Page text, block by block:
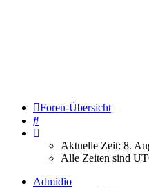
Foren-Übersicht
Suche
Aktuelle Zeit: 8.
Alle Zeiten sind
Admidio